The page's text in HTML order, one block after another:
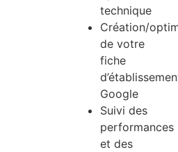
technique
Création/
de votre
fiche
Google
Suivi des
performances
et des